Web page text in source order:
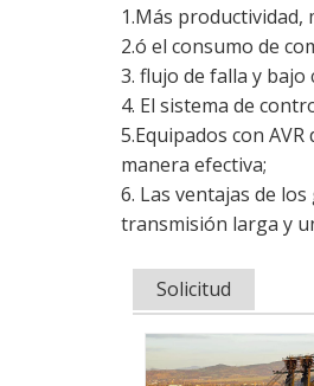
1.Más productividad,
2.ó el consumo de
3. flujo de falla y
4. El sistema de
5.Equipados con
manera efectiva;
6. Las ventajas de
transmisión larga y
Solicitud